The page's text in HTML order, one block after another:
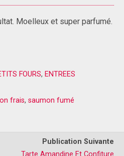
Moelleux et super parfumé.
FOURS, ENTREES
frais, saumon fumé
Publication Suivante
Tarte Amandine Et Confiture